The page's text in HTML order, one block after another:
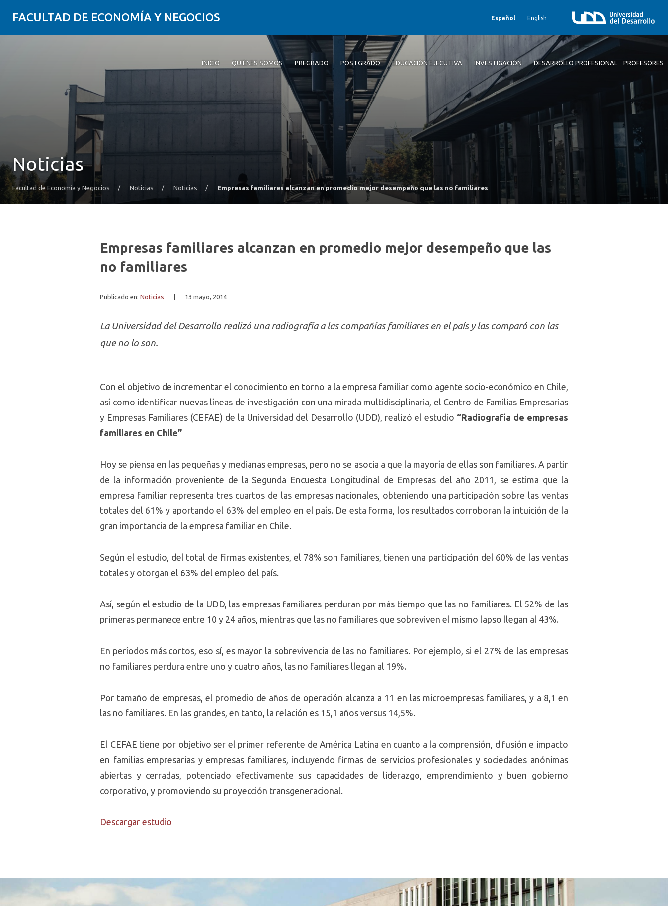
FACULTAD DE ECONOMÍA Y NEGOCIOS Español English
INICIO QUIÉNES SOMOS PREGRADO POSTGRADO EDUCACIÓN EJECUTIVA INVESTIGACIÓN DESARROLLO PROFESIONAL PROFESORES
Noticias
Facultad de Economía y Negocios / Noticias / Noticias / Empresas familiares alcanzan en promedio mejor desempeño que las no familiares
Empresas familiares alcanzan en promedio mejor desempeño que las
no familiares
Publicado en: Noticias 13 mayo, 2014
La Universidad del Desarrollo realizó una radiografía a las compañías familiares en el país y las comparó con las
que no lo son.
Con el objetivo de incrementar el conocimiento en torno a la empresa familiar como agente socio-económico en Chile,
así como identificar nuevas líneas de investigación con una mirada multidisciplinaria, el Centro de Familias Empresarias
y Empresas Familiares (CEFAE) de la Universidad del Desarrollo (UDD), realizó el estudio “Radiografía de empresas
familiares en Chile”
Hoy se piensa en las pequeñas y medianas empresas, pero no se asocia a que la mayoría de ellas son familiares. A partir
de la información proveniente de la Segunda Encuesta Longitudinal de Empresas del año 2011, se estima que la
empresa familiar representa tres cuartos de las empresas nacionales, obteniendo una participación sobre las ventas
totales del 61% y aportando el 63% del empleo en el país. De esta forma, los resultados corroboran la intuición de la
gran importancia de la empresa familiar en Chile.
Según el estudio, del total de firmas existentes, el 78% son familiares, tienen una participación del 60% de las ventas
totales y otorgan el 63% del empleo del país.
Así, según el estudio de la UDD, las empresas familiares perduran por más tiempo que las no familiares. El 52% de las
primeras permanece entre 10 y 24 años, mientras que las no familiares que sobreviven el mismo lapso llegan al 43%.
En períodos más cortos, eso sí, es mayor la sobrevivencia de las no familiares. Por ejemplo, si el 27% de las empresas
no familiares perdura entre uno y cuatro años, las no familiares llegan al 19%.
Por tamaño de empresas, el promedio de años de operación alcanza a 11 en las microempresas familiares, y a 8,1 en
las no familiares. En las grandes, en tanto, la relación es 15,1 años versus 14,5%.
El CEFAE tiene por objetivo ser el primer referente de América Latina en cuanto a la comprensión, difusión e impacto
en familias empresarias y empresas familiares, incluyendo firmas de servicios profesionales y sociedades anónimas
abiertas y cerradas, potenciado efectivamente sus capacidades de liderazgo, emprendimiento y buen gobierno
corporativo, y promoviendo su proyección transgeneracional.
Descargar estudio